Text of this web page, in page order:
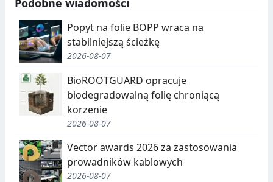
E
,
S
E
G
R
E
G
C
J
A
Podobne wiadomości
Popyt na folie BOPP wraca na
stabilniejszą ścieżkę
2026-08-07
BioROOTGUARD opracuje
biodegradowalną folię chroniącą
korzenie
2026-08-07
Vector awards 2026 za zastosowania
prowadników kablowych
2026-08-07